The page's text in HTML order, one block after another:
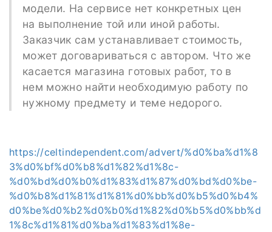
модели. На сервисе нет конкретных цен
на выполнение той или иной работы.
Заказчик сам устанавливает стоимость,
может договариваться с автором. Что же
касается магазина готовых работ, то в
нем можно найти необходимую работу по
нужному предмету и теме недорого.
https://celtindependent.com/advert/%d0%ba%d1%8
3%d0%bf%d0%b8%d1%82%d1%8c-
%d0%bd%d0%b0%d1%83%d1%87%d0%bd%d0%be-
%d0%b8%d1%81%d1%81%d0%bb%d0%b5%d0%b4%
d0%be%d0%b2%d0%b0%d1%82%d0%b5%d0%bb%d
1%8c%d1%81%d0%ba%d1%83%d1%8e-